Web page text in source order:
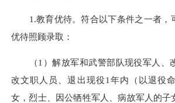
1.教育优待。符合以下条件之一者，
优待照顾录取：
（1）解放军和武警部队现役军人、
改文职人员、退出现役1年内
（ 以退役
女，烈士、因公牺牲军人、病故军人的子